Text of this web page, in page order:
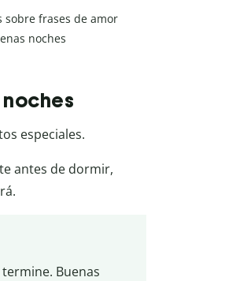
sobre frases de amor
noches
especiales.
antes de dormir,
Buenas